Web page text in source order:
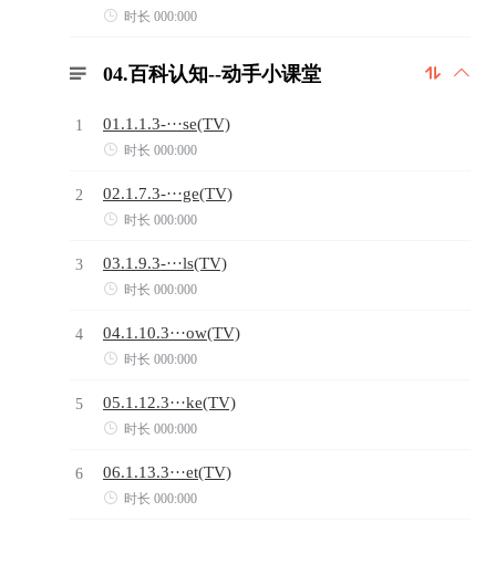
 时长 000:000
 
 04.百科认知--动手小课堂
1 01.1.1.3-···se(TV)
 时长 000:000
2 02.1.7.3-···ge(TV)
 时长 000:000
3 03.1.9.3-···ls(TV)
 时长 000:000
4 04.1.10.3···ow(TV)
 时长 000:000
5 05.1.12.3···ke(TV)
 时长 000:000
6 06.1.13.3···et(TV)
 时长 000:000